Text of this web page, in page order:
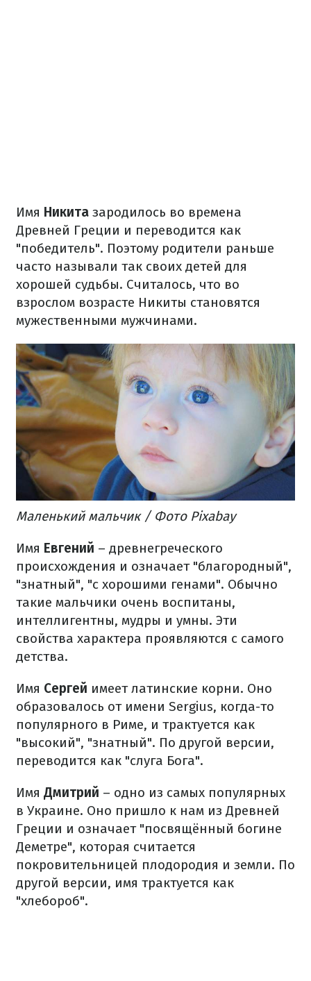
Имя Никита зародилось во времена
Древней Греции и переводится как
"победитель". Поэтому родители раньше
часто называли так своих детей для
хорошей судьбы. Считалось, что во
взрослом возрасте Никиты становятся
мужественными мужчинами.
Маленький мальчик / Фото Pixabay
Имя Евгений – древнегреческого
происхождения и означает "благородный",
"знатный", "с хорошими генами". Обычно
такие мальчики очень воспитаны,
интеллигентны, мудры и умны. Эти
свойства характера проявляются с самого
детства.
Имя Сергей имеет латинские корни. Оно
образовалось от имени Sergius, когда-то
популярного в Риме, и трактуется как
"высокий", "знатный". По другой версии,
переводится как "слуга Бога".
Имя Дмитрий – одно из самых популярных
в Украине. Оно пришло к нам из Древней
Греции и означает "посвящённый богине
Деметре", которая считается
покровительницей плодородия и земли. По
другой версии, имя трактуется как
"хлебороб".